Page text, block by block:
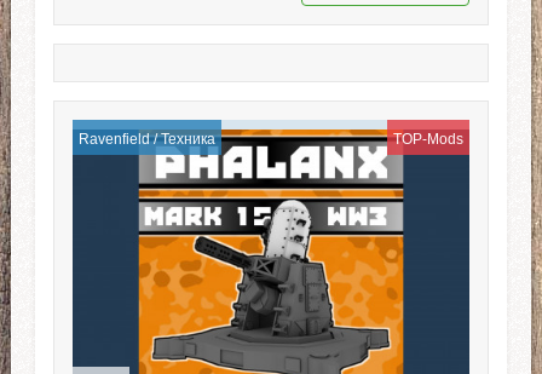
Ravenfield/Техника TOP-Mods